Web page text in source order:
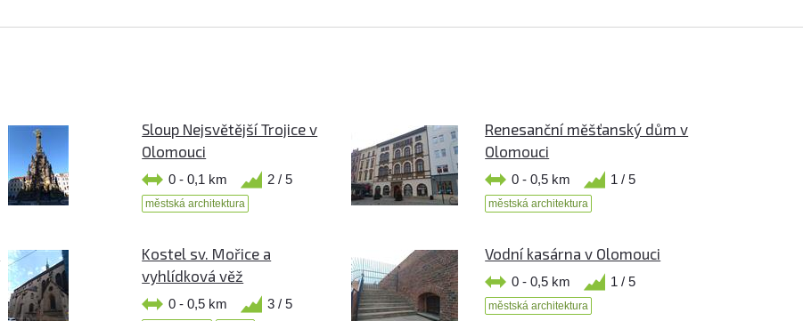
Sloup Nejsvětější Trojice v
Olomouci
0 - 0,1 km 2 / 5
městská architektura
Renesanční měšťanský dům v
Olomouci
0 - 0,5 km 1 / 5
městská architektura
Kostel sv. Mořice a
vyhlídková věž
0 - 0,5 km 3 / 5
Vodní kasárna v Olomouci
0 - 0,5 km 1 / 5
městská architektura